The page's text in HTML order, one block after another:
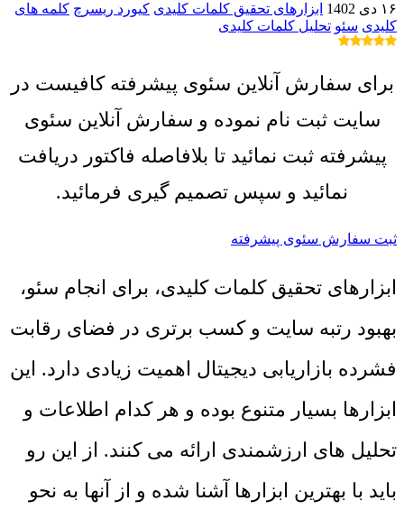
۱۶ دی 1402
ابزارهای تحقیق کلمات کلیدی کیورد ریسرچ کلمه های
کلیدی سئو تحلیل کلمات کلیدی
برای سفارش آنلاین سئوی پیشرفته کافیست در
سایت ثبت نام نموده و سفارش آنلاین سئوی
پیشرفته ثبت نمائید تا بلافاصله فاکتور دریافت
نمائید و سپس تصمیم گیری فرمائید.
ثبت سفارش سئوی پیشرفته
ابزارهای تحقیق کلمات کلیدی، برای انجام سئو،
بهبود رتبه سایت و کسب برتری در فضای رقابت
فشرده بازاریابی دیجیتال اهمیت زیادی دارد. این
ابزارها بسیار متنوع بوده و هر کدام اطلاعات و
تحلیل های ارزشمندی ارائه می کنند. از این رو
باید با بهترین ابزارها آشنا شده و از آنها به نحو